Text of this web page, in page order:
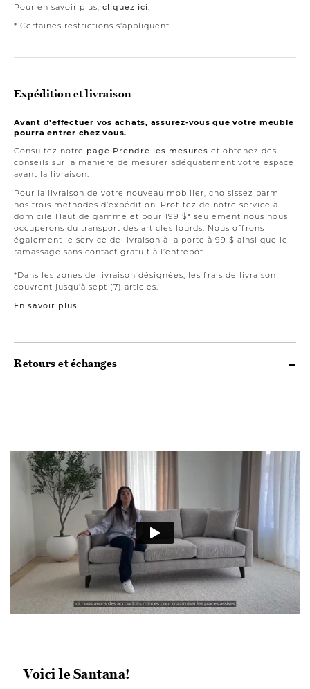
Pour en savoir plus, cliquez ici.
* Certaines restrictions s'appliquent.
Expédition et livraison
Avant d’effectuer vos achats, assurez-vous que votre meuble
pourra entrer chez vous.
Consultez notre page Prendre les mesures et obtenez des
conseils sur la manière de mesurer adéquatement votre espace
avant la livraison.
Pour la livraison de votre nouveau mobilier, choisissez parmi
nos trois méthodes d’expédition. Profitez de notre service à
domicile Haut de gamme et pour 199 $* seulement nous nous
occuperons du transport des articles lourds. Nous offrons
également le service de livraison à la porte à 99 $ ainsi que le
ramassage sans contact gratuit à l’entrepôt.
*Dans les zones de livraison désignées; les frais de livraison
couvrent jusqu’à sept (7) articles.
En savoir plus
Retours et échanges
Voici le Santana!